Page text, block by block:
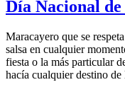
Día Nacional de
Maracayero que se
salsa en cualquier
fiesta o la más particular
hacía cualquier destino de